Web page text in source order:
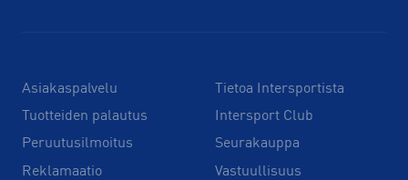
Asiakaspalvelu
Tuotteiden palautus
Peruutusilmoitus
Reklamaatio
Tietoa Intersportista
Intersport Club
Seurakauppa
Vastuullisuus